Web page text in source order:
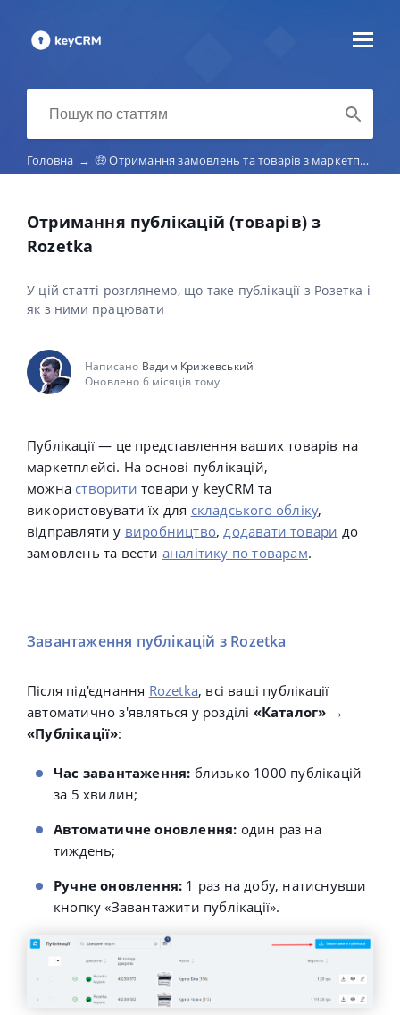
Головна → 🤑 Отримання замовлень та товарів з маркетплейсів (Etsy, Amazon, Rozetka, Prom та ін.)
Отримання публікацій (товарів) з
Rozetka
У цій статті розглянемо, що таке публікації з Розетка і
як з ними працювати
Написано Вадим Крижевський
Оновлено 6 місяців тому
Публікації — це представлення ваших товарів на
маркетплейсі. На основі публікацій,
можна створити товари у keyCRM та
використовувати їх для складського обліку,
відправляти у виробництво, додавати товари до
замовлень та вести аналітику по товарам.
Завантаження публікацій з Rozetka
Після під'єднання Rozetka, всі ваші публікації
автоматично з'являться у розділі «Каталог» →
«Публікації»:
Час завантаження: близько 1000 публікацій
за 5 хвилин;
Автоматичне оновлення: один раз на
тиждень;
Ручне оновлення: 1 раз на добу, натиснувши
кнопку «Завантажити публікації».